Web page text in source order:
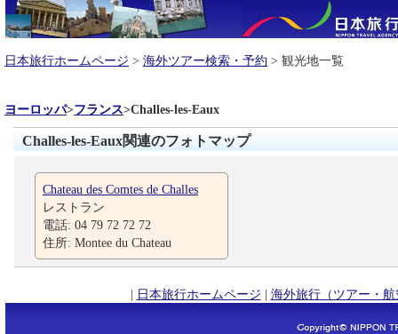
日本旅行ホームページ > 海外ツアー検索・予約 > 観光地一覧
ヨーロッパ>フランス>Challes-les-Eaux
Challes-les-Eaux関連のフォトマップ
Chateau des Comtes de Challes
レストラン
電話: 04 79 72 72 72
住所: Montee du Chateau
| 日本旅行ホームページ | 海外旅行（ツアー・航